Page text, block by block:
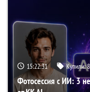
15:22:30 Купили:
Фотосессия с ИИ: 3